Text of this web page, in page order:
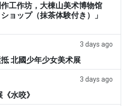
工作坊，大棟山美术博物馆
ョップ（抹茶体験付き）」
3 days ago
北國少年少女美术展
3 days ago
水咬》